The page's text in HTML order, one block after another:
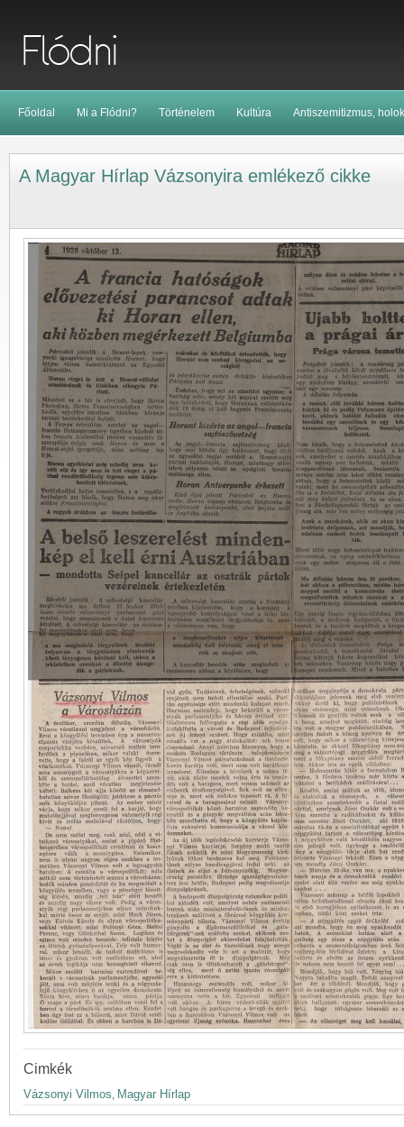
Főoldal Mi a Flódni? Történelem Kultúra Antiszemitizmus,
A Magyar Hírlap Vázsonyira emlékező cikke
Cimkék
Vázsonyi Vilmos, Magyar Hírlap